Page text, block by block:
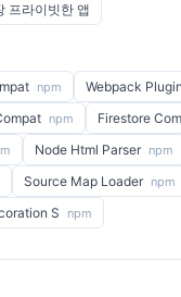
프라이빗한 앱
npm Webpack Plugin
npm Firestore
Node Html Parser npm
Source Map Loader npm
S npm